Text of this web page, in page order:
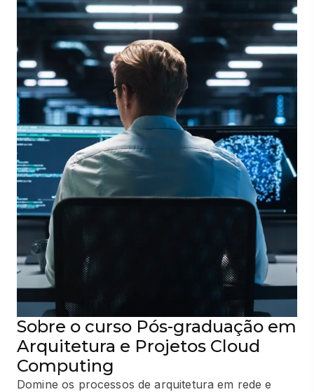
Sobre o curso Pós-graduação em
Arquitetura e Projetos Cloud
Computing
Domine os processos de arquitetura em rede e